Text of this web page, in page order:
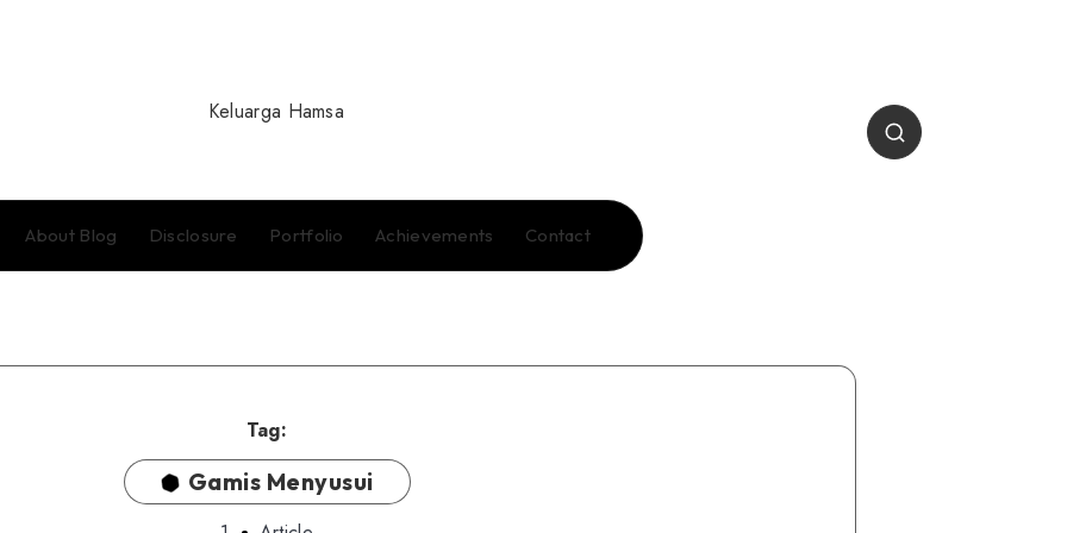
About Blog Disclosure Portfolio Achievements Contact
Tag:
Gamis Menyusui